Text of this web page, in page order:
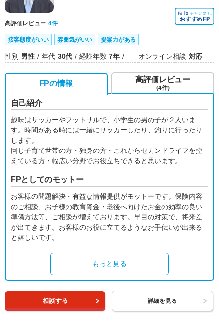
高評価レビュー 4件
接客態度がいい 雰囲気がいい 提案力がある
性別 男性 年代 30代 経験年数 7年 オンライン相談 対応
FPの情報
自己紹介
趣味はサッカーやフットサルで、小学生の男の子が２人いま
す。時間がある時には一緒にサッカーしたり、釣りに行ったり
します。
同じ子育て世帯の方・独身の方・これからセカンドライフを控
えている方・幅広い分野でお役立ちできると思います。
FPとしてのモットー
お客様の問題解決・有益な情報提供がモットーです。保険内容
のご相談、お子様の教育資金・老後へ向けたお金の効率の良い
準備方法等、ご相談が増えております。早目の対策で、将来差
が出てきます。お客様のお役に立てるようなお手伝いが出来る
と嬉しいです。
もっと見る
高評価レビュー
(4件)
相談する 詳細を見る